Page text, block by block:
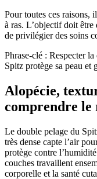
Pour toutes ces raisons,
à ras. L’objectif doit être
de privilégier des soins
Phrase-clé : Respecter
Spitz protège sa peau et
Alopécie,
comprendre le
Le double pelage du
très dense capte l’air
protège contre
couches travaillent
corporelle et la santé